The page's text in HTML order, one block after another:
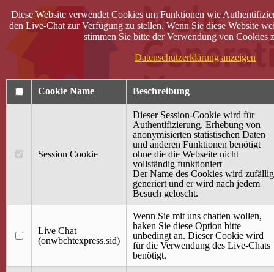
40 Jahre Mütterzentrum
Terminkalender
Gemeinsam aktiv
Gemeinsam unterwegs
wirFAIRändern
Diese Website verwendet Cookies um Funktionen wie
den Live-Chat zur Verfügung zu stellen. Wenn Sie diese Website
stimmen Sie bitte der Verwendung von Cookies
Datenschutzerklärung anzeigen
Cookie Name Beschreibung
Session Cookie
Dieser Session-Cookie wird für
Authentifizierung, Erhebung von
anonymisierten statistischen Daten
und anderen Funktionen benötigt
ohne die die Webseite nicht
vollständig funktioniert
Der Name des Cookies wird zufällig
generiert und er wird nach jedem
Besuch gelöscht.
Live Chat
(onwbchtexpress.sid)
Wenn Sie mit uns chatten wollen,
haken Sie diese Option bitte
unbedingt an. Dieser Cookie wird
für die Verwendung des Live-Chats
benötigt.